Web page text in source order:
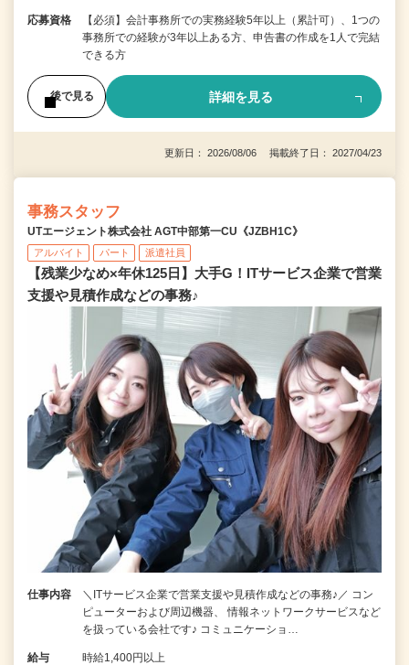
応募資格
【必須】会計事務所での実務経験5年以上（累計可）、1つの
事務所での経験が3年以上ある方、申告書の作成を1人で完結
できる方
後で見る 詳細を見る
更新日： 2026/08/06 掲載終了日： 2027/04/23
事務スタッフ
UTエージェント株式会社 AGT中部第一CU《JZBH1C》
アルバイト パート 派遣社員
【残業少なめ×年休125日】大手G！ITサービス企業で営業
支援や見積作成などの事務♪
仕事内容
＼ITサービス企業で営業支援や見積作成などの事務♪／ コン
ピューターおよび周辺機器、 情報ネットワークサービスなど
を扱っている会社です♪ コミュニケーショ…
給与 時給1,400円以上